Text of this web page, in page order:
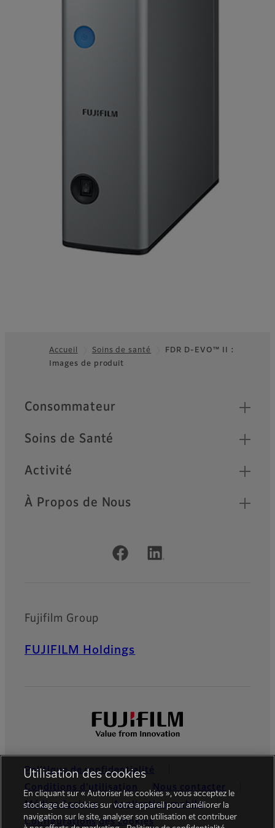
Footer
Accueil Soins de santé
FDR D-EVO™ II :
Images de produit
Quick Links
Consommateur
Soins de Santé
Activité
À Propos de Nous
Official Social Media Accounts
Fujifilm Group
FUJIFILM Holdings
Politique de confidentialité
Conditions d’utilisation
Nous contacter
Médias Sociaux
Application mobile
Configurations des cookies
Utilisation des cookies
En cliquant sur « Autoriser les cookies », vous acceptez le
stockage de cookies sur votre appareil pour améliorer la
navigation sur le site, analyser son utilisation et contribuer